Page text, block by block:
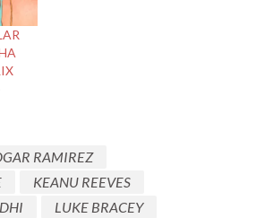
RAMIREZ
KEANU REEVES
LUKE BRACEY